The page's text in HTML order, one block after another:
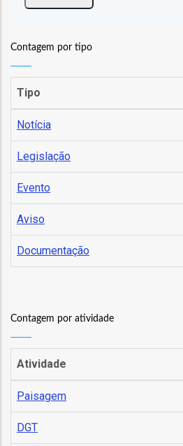
Contagem por tipo
Tipo
Notícia
Legislação
Evento
Aviso
Documentação
Contagem por atividade
Atividade
Paisagem
DGT